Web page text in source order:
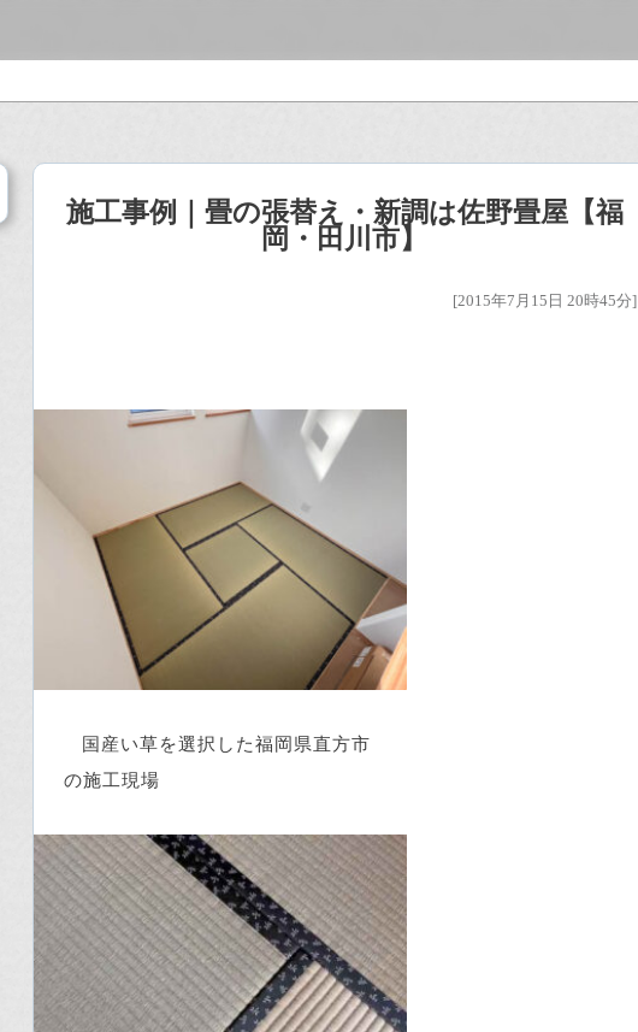
施工事例｜畳の張替え・新調は佐野畳屋【福
岡・田川市】
[2015年7月15日 20時45分]
国産い草を選択した福岡県直方市
の施工現場